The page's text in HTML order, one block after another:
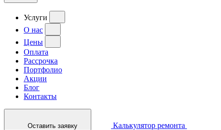
Услуги
О нас
Цены
Оплата
Рассрочка
Портфолио
Акции
Блог
Контакты
Оставить заявку Калькулятор ремонта